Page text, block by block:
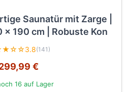
Saunatür mit Zarge |
190 cm | Robuste Kon
3.8(141)
€
16 auf Lager